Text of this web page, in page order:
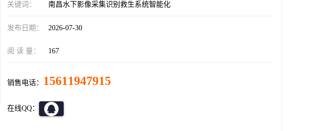
关键词： 南昌水下影像采集识别救生系统智能化
发布日期： 2026-07-30
阅 读 量： 167
销售电话： 15611947915
在线QQ：